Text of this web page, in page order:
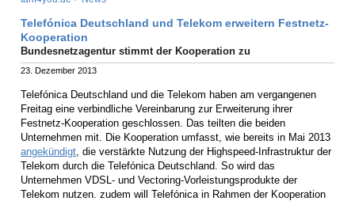
Telefónica Deutschland und Telekom erweitern Festnetz-
Kooperation
Bundesnetzagentur stimmt der Kooperation zu
23. Dezember 2013
Telefónica Deutschland und die Telekom haben am vergangenen
Freitag eine verbindliche Vereinbarung zur Erweiterung ihrer
Festnetz-Kooperation geschlossen. Das teilten die beiden
Unternehmen mit. Die Kooperation umfasst, wie bereits in Mai 2013
angekündigt , die verstärkte Nutzung der Highspeed-Infrastruktur der
Telekom durch die Telefónica Deutschland. So wird das
Unternehmen VDSL- und Vectoring-Vorleistungsprodukte der
Telekom nutzen. zudem will Telefónica in Rahmen der Kooperation